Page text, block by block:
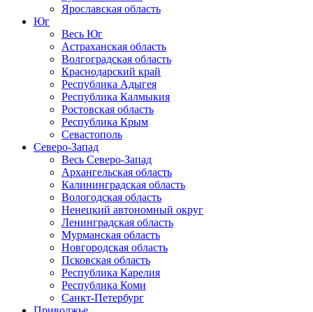
Ярославская область
Юг
Весь Юг
Астраханская область
Волгоградская область
Краснодарский край
Республика Адыгея
Республика Калмыкия
Ростовская область
Республика Крым
Севастополь
Северо-Запад
Весь Северо-Запад
Архангельская область
Калининградская область
Вологодская область
Ненецкий автономный округ
Ленинградская область
Мурманская область
Новгородская область
Псковская область
Республика Карелия
Республика Коми
Санкт-Петербург